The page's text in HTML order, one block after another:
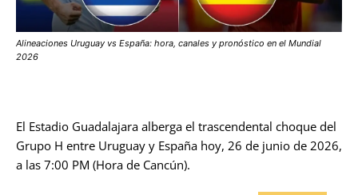
Alineaciones Uruguay vs España: hora, canales y pronóstico en el Mundial
2026
El Estadio Guadalajara alberga el trascendental choque del
Grupo H entre Uruguay y España hoy, 26 de junio de 2026,
a las 7:00 PM (Hora de Cancún).